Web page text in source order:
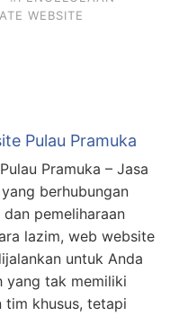
WEBSITE
Pulau Pramuka
Pramuka – Jasa
berhubungan
pemeliharaan
lazim, web website
untuk Anda
yang tak memiliki
tim khusus, tetapi